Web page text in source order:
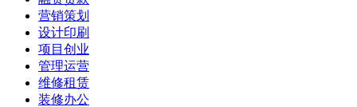
营销策划
设计印刷
项目创业
管理运营
维修租赁
装修办公